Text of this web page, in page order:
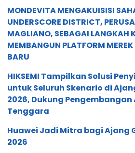
MONDEVITA MENGAKUISISI
UNDERSCORE DISTRICT,
MAGLIANO, SEBAGAI LANGKAH
MEMBANGUN PLATFORM
BARU
HIKSEMI Tampilkan Solusi
untuk Seluruh Skenario di
2026, Dukung Pengembangan
Tenggara
Huawei Jadi Mitra bagi Ajang
2026